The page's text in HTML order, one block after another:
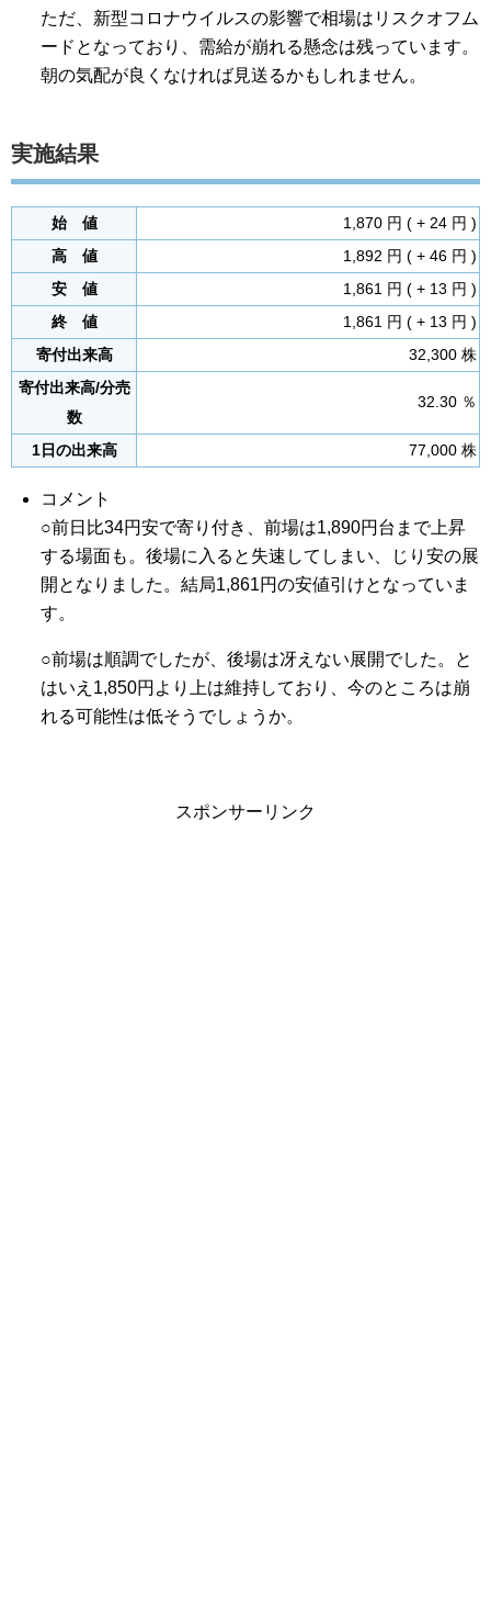
ただ、新型コロナウイルスの影響で相場はリスクオフム
ードとなっており、需給が崩れる懸念は残っています。
朝の気配が良くなければ見送るかもしれません。
実施結果
始 値
1,870 円 ( + 24 円 )
高 値
1,892 円 ( + 46 円 )
安 値
1,861 円 ( + 13 円 )
終 値
1,861 円 ( + 13 円 )
寄付出来高
32,300 株
寄付出来高/分売
数
32.30 ％
1日の出来高 77,000 株
コメント
○前日比34円安で寄り付き、前場は1,890円台まで上昇
する場面も。後場に入ると失速してしまい、じり安の展
開となりました。結局1,861円の安値引けとなっていま
す。
○前場は順調でしたが、後場は冴えない展開でした。と
はいえ1,850円より上は維持しており、今のところは崩
れる可能性は低そうでしょうか。
スポンサーリンク